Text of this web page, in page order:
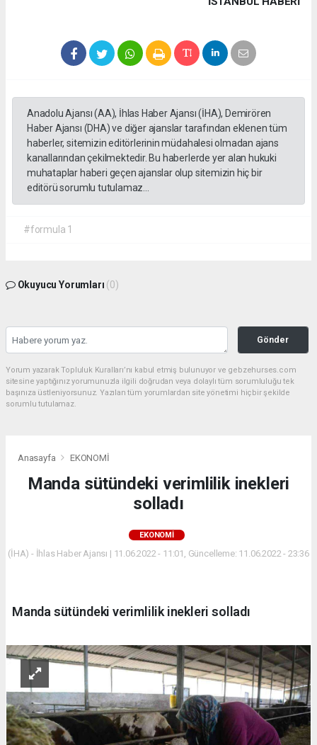
Anadolu Ajansı (AA), İhlas Haber Ajansı (İHA), Demirören
Haber Ajansı (DHA) ve diğer ajanslar tarafından eklenen tüm
haberler, sitemizin editörlerinin müdahalesi olmadan ajans
kanallarından çekilmektedir. Bu haberlerde yer alan hukuki
muhataplar haberi geçen ajanslar olup sitemizin hiç bir
editörü sorumlu tutulamaz...
#formula 1
Okuyucu Yorumları (0)
Gönder
Yorum yazarak Topluluk Kuralları’nı kabul etmiş bulunuyor ve gebzehurses.com
sitesine yaptığınız yorumunuzla ilgili doğrudan veya dolaylı tüm sorumluluğu tek
başınıza üstleniyorsunuz. Yazılan tüm yorumlardan site yönetimi hiçbir şekilde
sorumlu tutulamaz.
Anasayfa EKONOMİ
Manda sütündeki verimlilik inekleri
solladı
EKONOMİ
(İHA) - İhlas Haber Ajansı | 11.06.2022 - 11:01, Güncelleme: 11.06.2022 - 23:36
Manda sütündeki verimlilik inekleri solladı